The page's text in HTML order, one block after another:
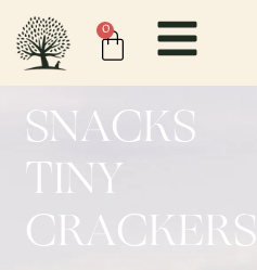
0
SNACKS
TINY
CRACKERS